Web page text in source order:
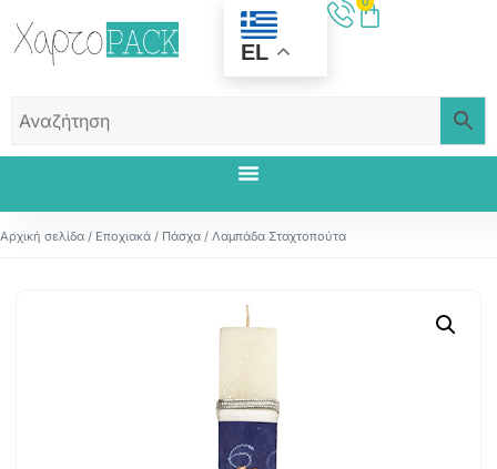
EL
Αρχική σελίδα / Εποχιακά / Πάσχα / Λαμπάδα Σταχτοπούτα